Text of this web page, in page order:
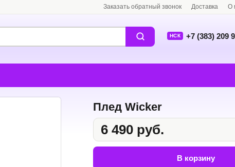
Заказать обратный звонок Доставка О
НСК +7 (383) 209
Плед Wicker
6 490 руб.
В корзину